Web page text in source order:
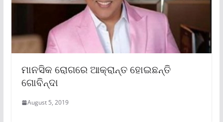
ମାନସିକ ରୋଗରେ ଆକ୍ରାନ୍ତ ହୋଇଛନ୍ତି
ଗୋବିନ୍ଦା
August 5, 2019